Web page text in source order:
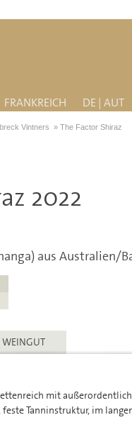
FRANKREICH DE | AUT
Vintners »The Factor Shiraz
2022
aus Australien/
WEINGUT
mit
Tanninstruktur, im